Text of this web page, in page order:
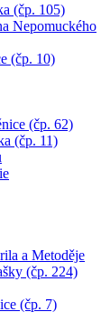
(čp. 105)
Nepomuckého
(čp. 10)
(čp. 62)
(čp. 11)
a Metoděje
(čp. 224)
(čp. 7)